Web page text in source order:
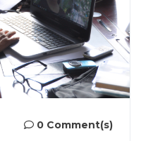
0 Comment(s)